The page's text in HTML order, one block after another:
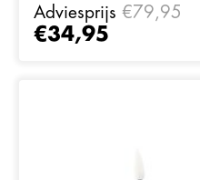
Adviesprijs €79,95
€34,95